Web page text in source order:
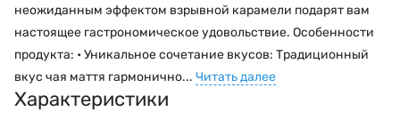
неожиданным эффектом взрывной карамели подарят вам
настоящее гастрономическое удовольствие. Особенности
продукта: • Уникальное сочетание вкусов: Традиционный
вкус чая маття гармонично... Читать далее
Характеристики